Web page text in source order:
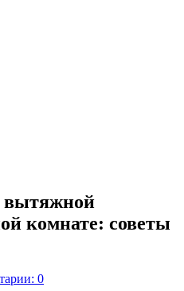
вытяжной
комнате: советы
0